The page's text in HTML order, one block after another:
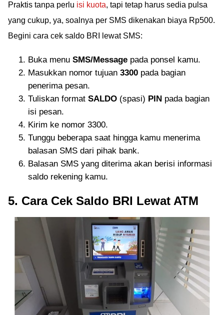
Praktis tanpa perlu isi kuota, tapi tetap harus sedia pulsa
yang cukup, ya, soalnya per SMS dikenakan biaya Rp500.
Begini cara cek saldo BRI lewat SMS:
Buka menu SMS/Message pada ponsel kamu.
Masukkan nomor tujuan 3300 pada bagian
penerima pesan.
Tuliskan format SALDO (spasi) PIN pada bagian
isi pesan.
Kirim ke nomor 3300.
Tunggu beberapa saat hingga kamu menerima
balasan SMS dari pihak bank.
Balasan SMS yang diterima akan berisi informasi
saldo rekening kamu.
5. Cara Cek Saldo BRI Lewat ATM